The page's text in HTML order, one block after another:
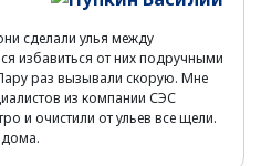
сделали улья между
избавиться от них подручными
раз вызывали скорую. Мне
из компании СЭС
и очистили от ульев все щели.
дома.